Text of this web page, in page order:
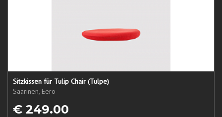
Sitzkissen für Tulip Chair (Tulpe)
Saarinen, Eero
€ 249.00